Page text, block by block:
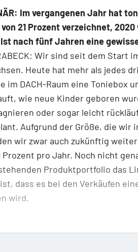
Im vergangenen Jahr hat
21 Prozent verzeichnet,
nach fünf Jahren eine
Wir sind seit dem Start
Heute hat mehr als jedes
im DACH-Raum eine Toniebox
wie neue Kinder geboren
oder sogar leicht
Aufgrund der Größe, die
wir zwar auch zukünftig
Prozent pro Jahr. Noch nicht
Produktportfolio das
dass es bei den Verkäufen
wird.